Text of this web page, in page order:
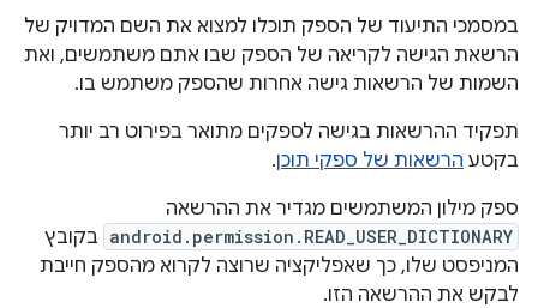
במסמכי התיעוד של הספק תוכלו למצוא את השם המדויק של
הרשאת הגישה לקריאה של הספק שבו אתם משתמשים, ואת
השמות של הרשאות גישה אחרות שהספק משתמש בו.
תפקיד ההרשאות בגישה לספקים מתואר בפירוט רב יותר
בקטע הרשאות של ספקי תוכן.
ספק מילון המשתמשים מגדיר את ההרשאה
android.permission.READ_USER_DICTIONARY בקובץ
המניפסט שלו, כך שאפליקציה שרוצה לקרוא מהספק חייבת
לבקש את ההרשאה הזו.